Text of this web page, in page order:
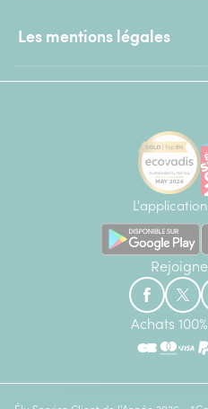
Les mentions légales
Achats